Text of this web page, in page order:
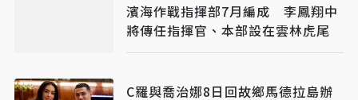
濱海作戰指揮部7月編成 李鳳翔中
將傳任指揮官、本部設在雲林虎尾
C羅與喬治娜8日回故鄉馬德拉島辦